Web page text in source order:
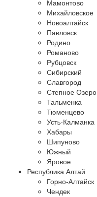
Мамонтово
Михайловское
Новоалтайск
Павловск
Родино
Романово
Рубцовск
Сибирский
Славгород
Степное Озеро
Тальменка
Тюменцево
Усть-Калманка
Хабары
Шипуново
Южный
Яровое
Республика Алтай
Горно-Алтайск
Чендек